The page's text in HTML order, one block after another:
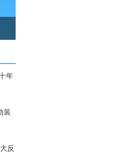
年
装
反